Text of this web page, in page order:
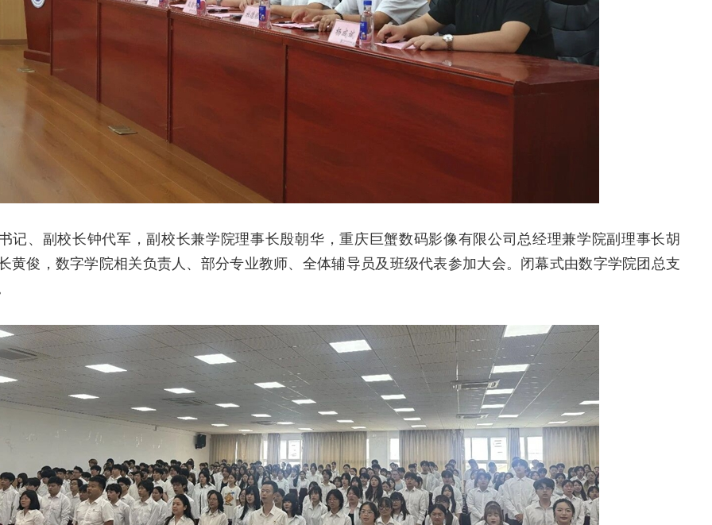
记、副校长钟代军，副校长兼学院理事长殷朝华，重庆巨蟹数码影像有限公司总经理兼学院副理事长胡
黄俊，数字学院相关负责人、部分专业教师、全体辅导员及班级代表参加大会。闭幕式由数字学院团总支